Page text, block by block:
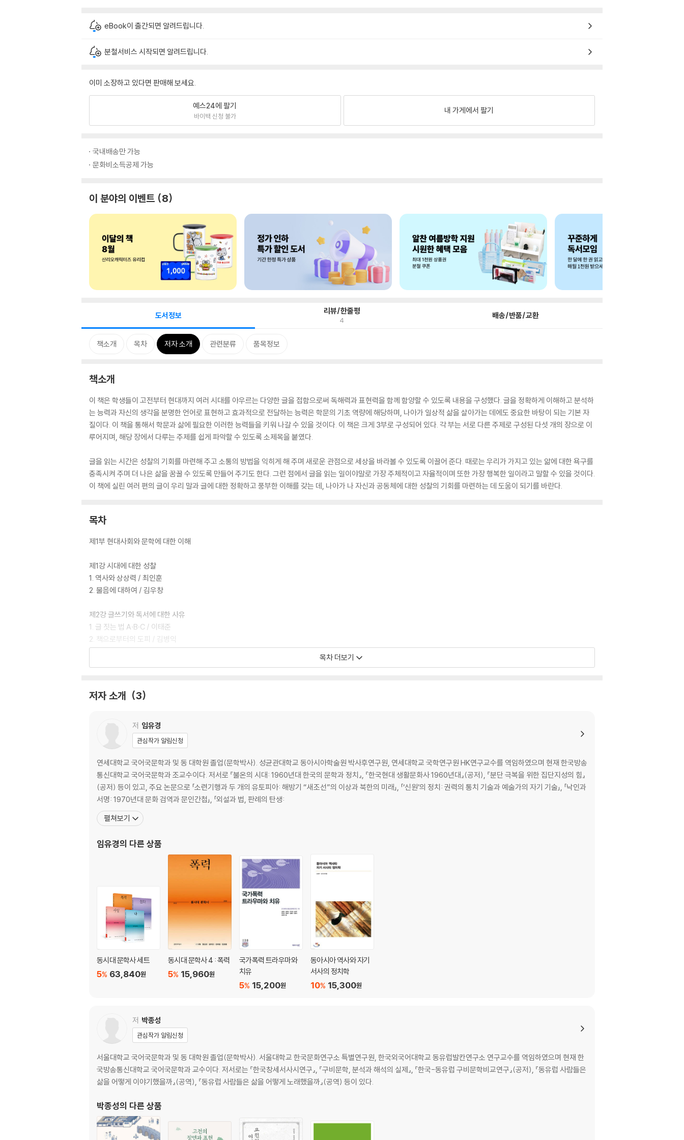
eBook이 출간되면 알려드립니다.
분철서비스 시작되면 알려드립니다.
이미 소장하고 있다면 판매해 보세요.
예스24에 팔기
바이백 신청 불가
내 가게에서 팔기
국내배송만 가능
문화비소득공제 가능
이 분야의 이벤트 8
도서정보 리뷰/한줄평
4 배송/반품/교환
책소개 목차 저자 소개 관련분류 품목정보
책소개
이 책은 학생들이 고전부터 현대까지 여러 시대를 아우르는 다양한 글을 접함으로써 독해력과 표현력을 함께 함양할 수 있도록 내용을 구성했다. 글을 정확하게 이해하고 분석하
는 능력과 자신의 생각을 분명한 언어로 표현하고 효과적으로 전달하는 능력은 학문의 기초 역량에 해당하며, 나아가 일상적 삶을 살아가는 데에도 중요한 바탕이 되는 기본 자
질이다. 이 책을 통해서 학문과 삶에 필요한 이러한 능력들을 키워 나갈 수 있을 것이다. 이 책은 크게 3부로 구성되어 있다. 각 부는 서로 다른 주제로 구성된 다섯 개의 장으로 이
루어지며, 해당 장에서 다루는 주제를 쉽게 파악할 수 있도록 소제목을 붙였다.
글을 읽는 시간은 성찰의 기회를 마련해 주고 소통의 방법을 익히게 해 주며 새로운 관점으로 세상을 바라볼 수 있도록 이끌어 준다. 때로는 우리가 가지고 있는 앎에 대한 욕구를
충족시켜 주며 더 나은 삶을 꿈꿀 수 있도록 만들어 주기도 한다. 그런 점에서 글을 읽는 일이야말로 가장 주체적이고 자율적이며 또한 가장 행복한 일이라고 말할 수 있을 것이다.
이 책에 실린 여러 편의 글이 우리 말과 글에 대한 정확하고 풍부한 이해를 갖는 데, 나아가 나 자신과 공동체에 대한 성찰의 기회를 마련하는 데 도움이 되기를 바란다.
목차
제1부 현대사회와 문학에 대한 이해
제1강 시대에 대한 성찰
1. 역사와 상상력 / 최인훈
2. 물음에 대하여 / 김우창
제2강 글쓰기와 독서에 대한 사유
1. 글 짓는 법 A·B·C / 이태준
2. 책으로부터의 도피 / 김병익
1. 나를 잊지 않는 행복 / 나혜석
2. 수레바퀴 자국에 고인 물 속의 붕어 / 서경식
제5강 우애와 추모의 글쓰기
1. 고(故) 이상(李箱)의 추억 / 김기림
2. 김이석의 죽음을 슬퍼하면서 / 김수영
제2부 옛글과의 교유
제6강 사람을 평(評)하다
1. 최칠칠전(崔七七傳) / 남공철
제7강 죽은 이를 그리다
1. 홍덕보 묘지명(洪德保墓誌銘) / 박지원
2. 유수 묘지명(兪?墓誌銘) / 이건창
제8강 묻고 답하다
1. 답전부(答田父) / 정도전
2. 애오잠(愛惡箴) / 이달충
2. 녹언(鹿言) / 이건창
제10강 시(詩)에 실어 말하다
1. 처지를 노래하다 / 백대붕·이옥봉
2. 정든 이와 작별하다 / 이덕무·김정희
3. 경치에 기대어 노래하다 / 최치원·신위
제3부 우리 말과 글에 대한 생각
목차 더보기
저자 소개 3
저 임유경
관심작가 알림신청
연세대학교 국어국문학과 및 동 대학원 졸업(문학박사). 성균관대학교 동아시아학술원 박사후연구원, 연세대학교 국학연구원 HK연구교수를 역임하였으며 현재 한국방송
통신대학교 국어국문학과 조교수이다. 저서로 『불온의 시대: 1960년대 한국의 문학과 정치』, 『한국현대 생활문화사 1960년대』(공저), 『분단 극복을 위한 집단지성의 힘』
(공저) 등이 있고, 주요 논문으로 「소련기행과 두 개의 유토피아: 해방기 “새조선”의 이상과 북한의 미래」, 「‘신원’의 정치: 권력의 통치 기술과 예술가의 자기 기술」, 「낙인과
서명: 1970년대 문화 검역과 문인간첩」, 「외설과 법, 판례의 탄생:
펼쳐보기
임유경의 다른 상품
동시대 문학사 세트
63,840원
5%
동시대 문학사 4 : 폭력
15,960원
5%
국가폭력 트라우마와
치유
15,200원
5%
동아시아 역사와 자기
서사의 정치학
15,300원
10%
저 박종성
관심작가 알림신청
서울대학교 국어국문학과 및 동 대학원 졸업(문학박사). 서울대학교 한국문화연구소 특별연구원, 한국외국어대학교 동유럽발칸연구소 연구교수를 역임하였으며 현재 한
국방송통신대학교 국어국문학과 교수이다. 저서로는 『한국창세서사시연구』, 『구비문학, 분석과 해석의 실제』, 『한국-동유럽 구비문학비교연구』(공저), 『동유럽 사람들은
삶을 어떻게 이야기했을까』(공역), 『동유럽 사람들은 삶을 어떻게 노래했을까』(공역) 등이 있다.
박종성의 다른 상품